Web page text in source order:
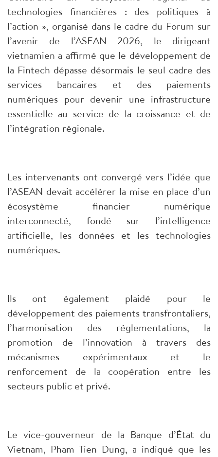
technologies financières : des politiques à
l’action », organisé dans le cadre du Forum sur
l’avenir de l’ASEAN 2026, le dirigeant
vietnamien a affirmé que le développement de
la Fintech dépasse désormais le seul cadre des
services bancaires et des paiements
numériques pour devenir une infrastructure
essentielle au service de la croissance et de
l’intégration régionale.
Les intervenants ont convergé vers l’idée que
l’ASEAN devait accélérer la mise en place d’un
écosystème financier numérique
interconnecté, fondé sur l’intelligence
artificielle, les données et les technologies
numériques.
Ils ont également plaidé pour le
développement des paiements transfrontaliers,
l’harmonisation des réglementations, la
promotion de l’innovation à travers des
mécanismes expérimentaux et le
renforcement de la coopération entre les
secteurs public et privé.
Le vice-gouverneur de la Banque d’État du
Vietnam, Pham Tien Dung, a indiqué que les